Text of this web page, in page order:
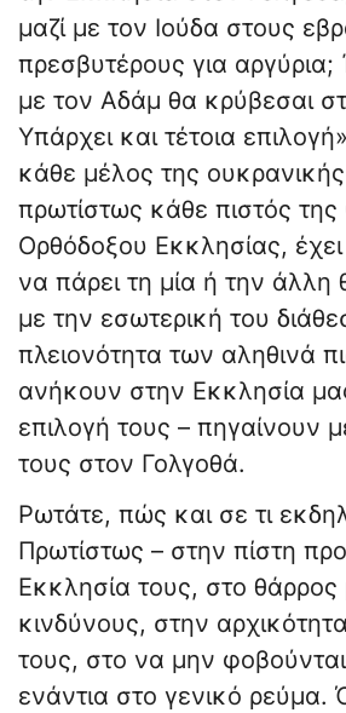
μαζί με τον Ιούδα στους
πρεσβυτέρους για
με τον Αδάμ θα κρύβεσαι
Υπάρχει και τέτοια
κάθε μέλος της
πρωτίστως κάθε πιστός
Ορθόδοξου Εκκλησίας,
να πάρει τη μία ή την
με την εσωτερική του
πλειονότητα των αληθινά
ανήκουν στην Εκκλησία
επιλογή τους – πηγαίνουν
τους στον Γολγοθά.
Ρωτάτε, πώς και σε τι
Πρωτίστως – στην πίστη
Εκκλησία τους, στο
κινδύνους, στην
τους, στο να μην
ενάντια στο γενικό ρεύμα.